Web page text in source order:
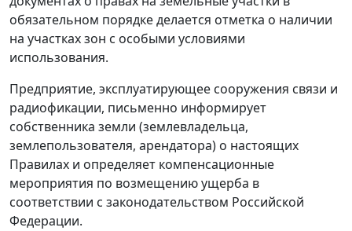
обязательном порядке делается отметка о наличии
на участках зон с особыми условиями
использования.
Предприятие, эксплуатирующее сооружения связи и
радиофикации, письменно информирует
собственника земли (землевладельца,
землепользователя, арендатора) о настоящих
Правилах и определяет компенсационные
мероприятия по возмещению ущерба в
соответствии с законодательством Российской
Федерации.